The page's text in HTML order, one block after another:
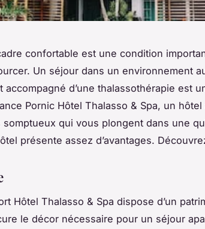
confortable est une condition
Un séjour dans un environnement
accompagné d’une thalassothérapie est
Pornic Hôtel Thalasso & Spa, un hôtel
qui vous plongent dans une
présente assez d’avantages.
Hôtel Thalasso & Spa dispose d’un
le décor nécessaire pour un séjour